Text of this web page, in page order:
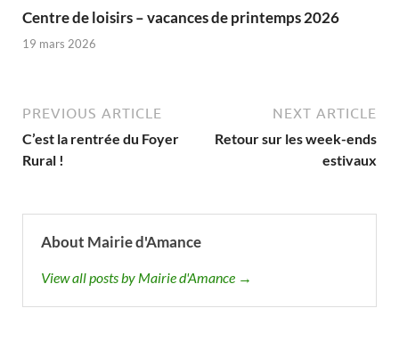
Centre de loisirs – vacances de printemps 2026
19 mars 2026
PREVIOUS ARTICLE
C’est la rentrée du Foyer
Rural !
NEXT ARTICLE
Retour sur les week-ends
estivaux
About Mairie d'Amance
View all posts by Mairie d'Amance →